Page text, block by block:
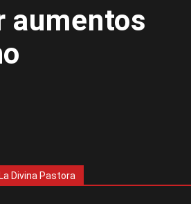
aumentos
La Divina Pastora